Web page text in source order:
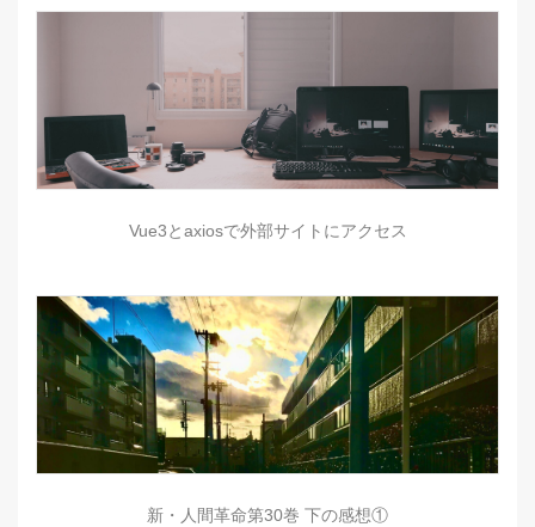
Vue3とaxiosで外部サイトにアクセス
新・人間革命第30巻 下の感想①